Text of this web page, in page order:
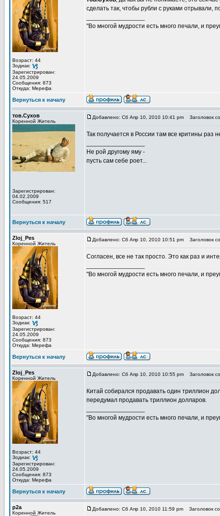
Возраст: 44
Зодиак:
Зарегистрирован:
24.05.2009
Сообщения: 873
Откуда: Мерефа
сделать так, чтобы рубли с руками отрывали,
"Во многой мудрости есть много печали, и
Вернуться к началу
тов.Сухов
Коренной Житель
Зарегистрирован:
04.02.2009
Сообщения: 517
Добавлено: Сб Апр 10, 2010 10:41 pm Заголовок
Так получается в России там все критины раз
Не рой другому яму -
пусть сам себе роет...
Вернуться к началу
Zloj_Pes
Коренной Житель
Возраст: 44
Зодиак:
Зарегистрирован:
24.05.2009
Сообщения: 873
Откуда: Мерефа
Добавлено: Сб Апр 10, 2010 10:51 pm Заголовок
Согласен, все не так просто. Это как раз и
"Во многой мудрости есть много печали, и
Вернуться к началу
Zloj_Pes
Коренной Житель
Возраст: 44
Зодиак:
Зарегистрирован:
24.05.2009
Сообщения: 873
Откуда: Мерефа
Добавлено: Сб Апр 10, 2010 10:55 pm Заголовок
Китай собирался продавать один триллион
передумал продавать триллион долларов.
"Во многой мудрости есть много печали, и
Вернуться к началу
p2a
Коренной Житель
Добавлено: Сб Апр 10, 2010 11:59 pm Заголовок